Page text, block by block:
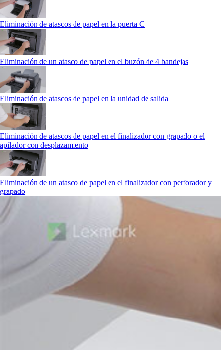
Eliminación de atascos de papel en la puerta C
Eliminación de un atasco de papel en el buzón de 4 bandejas
Eliminación de atascos de papel en la unidad de salida
Eliminación de atascos de papel en el finalizador con grapado o el
apilador con desplazamiento
Eliminación de un atasco de papel en el finalizador con perforador y
grapado